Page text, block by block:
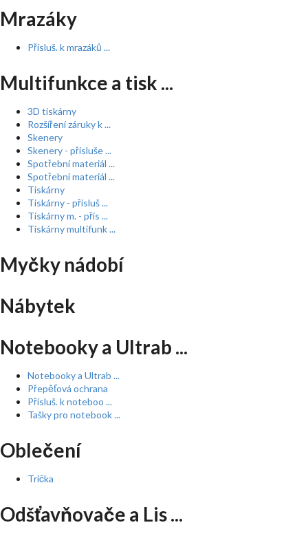
Mrazáky
Přísluš. k mrazáků ...
Multifunkce a tisk ...
3D tiskárny
Rozšíření záruky k ...
Skenery
Skenery - přísluše ...
Spotřební materiál ...
Spotřební materiál ...
Tiskárny
Tiskárny - přísluš ...
Tiskárny m. - přís ...
Tiskárny multifunk ...
Myčky nádobí
Nábytek
Notebooky a Ultrab ...
Notebooky a Ultrab ...
Přepěťová ochrana
Přísluš. k noteboo ...
Tašky pro notebook ...
Oblečení
Trička
Odšťavňovače a Lis ...